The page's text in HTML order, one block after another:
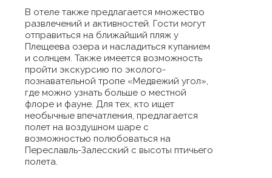
В отеле также предлагается множество
развлечений и активностей. Гости могут
отправиться на ближайший пляж у
Плещеева озера и насладиться купанием
и солнцем. Также имеется возможность
пройти экскурсию по эколого-
познавательной тропе «Медвежий угол»,
где можно узнать больше о местной
флоре и фауне. Для тех, кто ищет
необычные впечатления, предлагается
полет на воздушном шаре с
возможностью полюбоваться на
Переславль-Залесский с высоты птичьего
полета.